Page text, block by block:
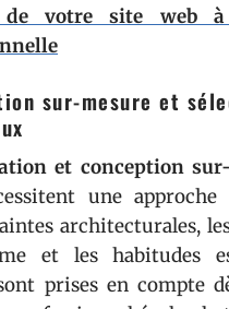
de votre site web à
sur-mesure et
et conception
une approche
architecturales,
et les habitudes
prises en compte